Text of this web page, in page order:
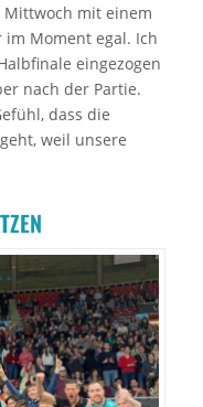
Mittwoch mit einem
im Moment egal. Ich
eingezogen
nach der Partie.
dass die
weil unsere